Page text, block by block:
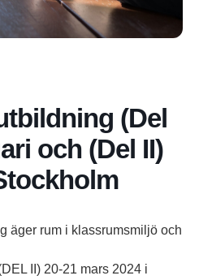
(Del
och (Del II)
äger rum i klassrumsmiljö och
II) 20-21 mars 2024 i